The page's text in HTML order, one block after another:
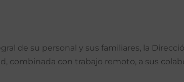
de su personal y sus familiares, la
combinada con trabajo remoto, a sus